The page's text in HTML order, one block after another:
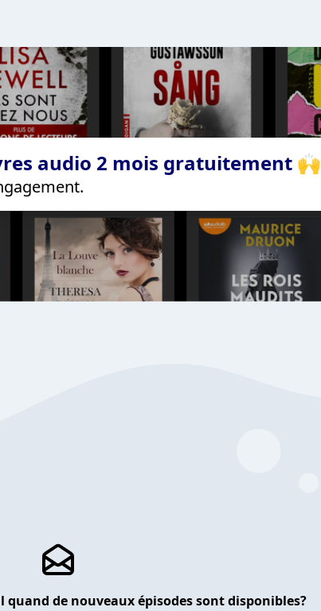
audio 2 mois gratuitement 🙌
quand de nouveaux épisodes sont disponibles?